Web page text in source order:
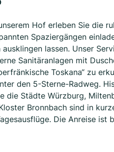
Hof erleben Sie die
Spaziergängen
ausklingen lassen. Unser
Sanitäranlagen mit
Toskana“ zu
den 5-Sterne-Radweg.
die Städte Würzburg,
Bronnbach sind in
Die Anreise ist